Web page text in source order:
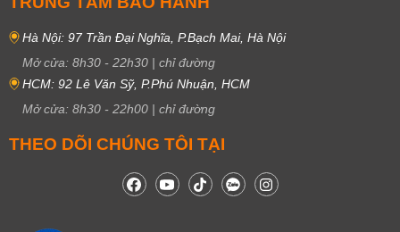
Hà Nội: 97 Trần Đại Nghĩa, P.Bạch Mai, Hà Nội
Mở cửa: 8h30 - 22h30 | chỉ đường
HCM: 92 Lê Văn Sỹ, P.Phú Nhuận, HCM
Mở cửa: 8h30 - 22h00 | chỉ đường
THEO DÕI CHÚNG TÔI TẠI